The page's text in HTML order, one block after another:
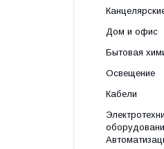
Дом и офис
Бытовая
Освещение
Кабели